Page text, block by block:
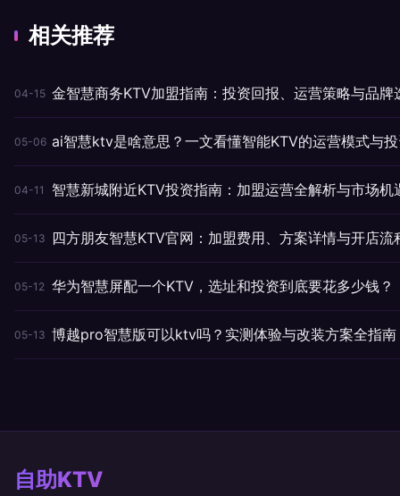
相关推荐
04-15 金智慧商务KTV加盟指南：投资回报、运营策略与品牌
05-06 ai智慧ktv是啥意思？一文看懂智能KTV的运营模式与
04-11 智慧新城附近KTV投资指南：加盟运营全解析与市场机
05-13 四方朋友智慧KTV官网：加盟费用、方案详情与开店流
05-12 华为智慧屏配一个KTV，选址和投资到底要花多少钱？
05-13 博越pro智慧版可以ktv吗？实测体验与改装方案全指南
自助KTV